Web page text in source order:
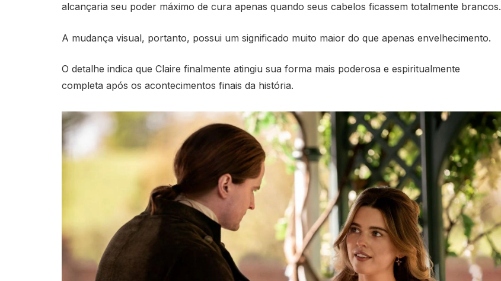
alcançaria seu poder máximo de cura apenas quando seus cabelos ficassem totalmente brancos.
A mudança visual, portanto, possui um significado muito maior do que apenas envelhecimento.
O detalhe indica que Claire finalmente atingiu sua forma mais poderosa e espiritualmente
completa após os acontecimentos finais da história.